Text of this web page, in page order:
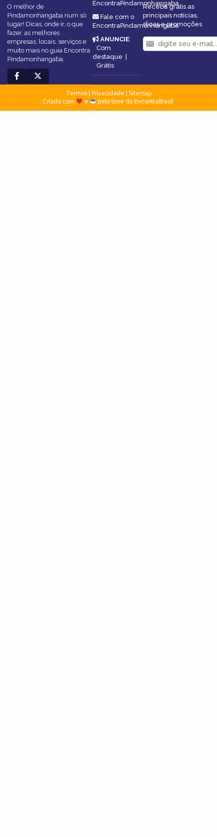
O melhor de
Pindamonhangaba num só
lugar! Dicas, onde ir, o que
fazer, as melhores
empresas, locais, serviços e
muito mais no guia Encontra
Pindamonhangaba.
EncontraPindamonhangaba
Fale com o
EncontraPindamonhangaba
ANUNCIE:
Com
destaque
Grátis
Receba grátis as
principais notícias,
dicas e promoções
Termos| Privacidade
Sitemap
Criado com
e pelo time do EncontraBrasil